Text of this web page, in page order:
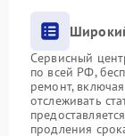
Сервисный
по всей РФ,
ремонт,
отслеживать
продления